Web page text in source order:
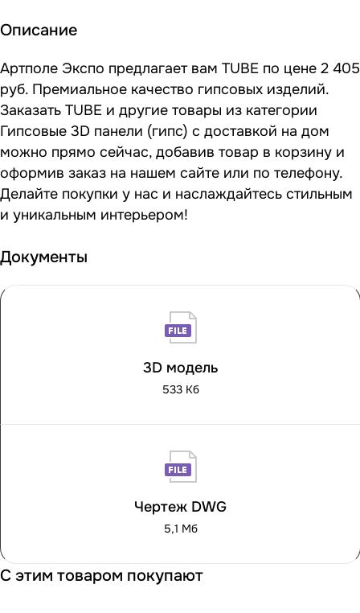
Описание
Артполе Экспо предлагает вам TUBE по цене 2 405
руб. Премиальное качество гипсовых изделий.
Заказать TUBE и другие товары из категории
Гипсовые 3D панели (гипс) с доставкой на дом
можно прямо сейчас, добавив товар в корзину и
оформив заказ на нашем сайте или по телефону.
Делайте покупки у нас и наслаждайтесь стильным
и уникальным интерьером!
Документы
3D модель
533 Кб
Чертеж DWG
5,1 Мб
С этим товаром покупают